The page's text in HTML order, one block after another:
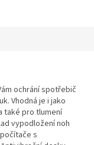
ochrání spotřebič
Vhodná je i jako
také pro tlumení
vypodložení noh
s